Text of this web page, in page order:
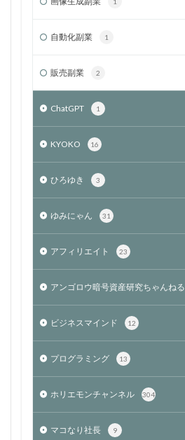
自動化副業 1
販売副業 2
ChatGPT 1
KYOKO 16
ひろゆき 3
ゆみにゃん 31
アフィリエイト 23
アンゴロウ暗号資産研究ちゃんねる
ビジネスマインド 12
プログラミング 13
ホリエモンチャンネル 304
マコなり社長 9